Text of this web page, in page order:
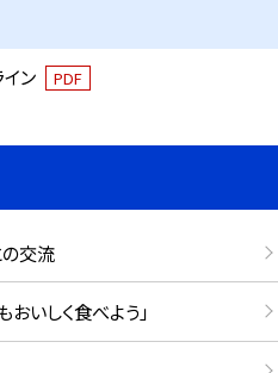
ン PDF
の交流
おいしく食べよう」